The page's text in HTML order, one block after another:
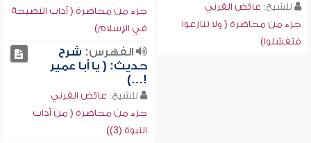
للشيخ: عائض القرني
جزء من محاضرة ( ولا تنازعوا
فتفشلوا)
جزء من محاضرة ( آداب النصيحة
في الإسلام)
الفهرس: شرح
حديث: ( يا أبا عمير
!…)
للشيخ: عائض القرني
جزء من محاضرة ( من آداب
النبوة (3))